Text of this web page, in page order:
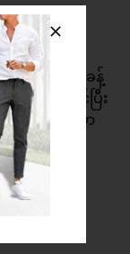
Green နဲ့
မှာ ဖြစ်ပြီး
ာ ၂၂၂) နဲ့
ဒေါ်လာ၂၄၀) ခန့်
နေ စတင်ပြီး
န္ဒိယနိုင်ငံမှာ